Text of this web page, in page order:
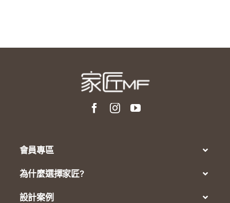
會員專區
為什麼選擇家匠?
設計案例